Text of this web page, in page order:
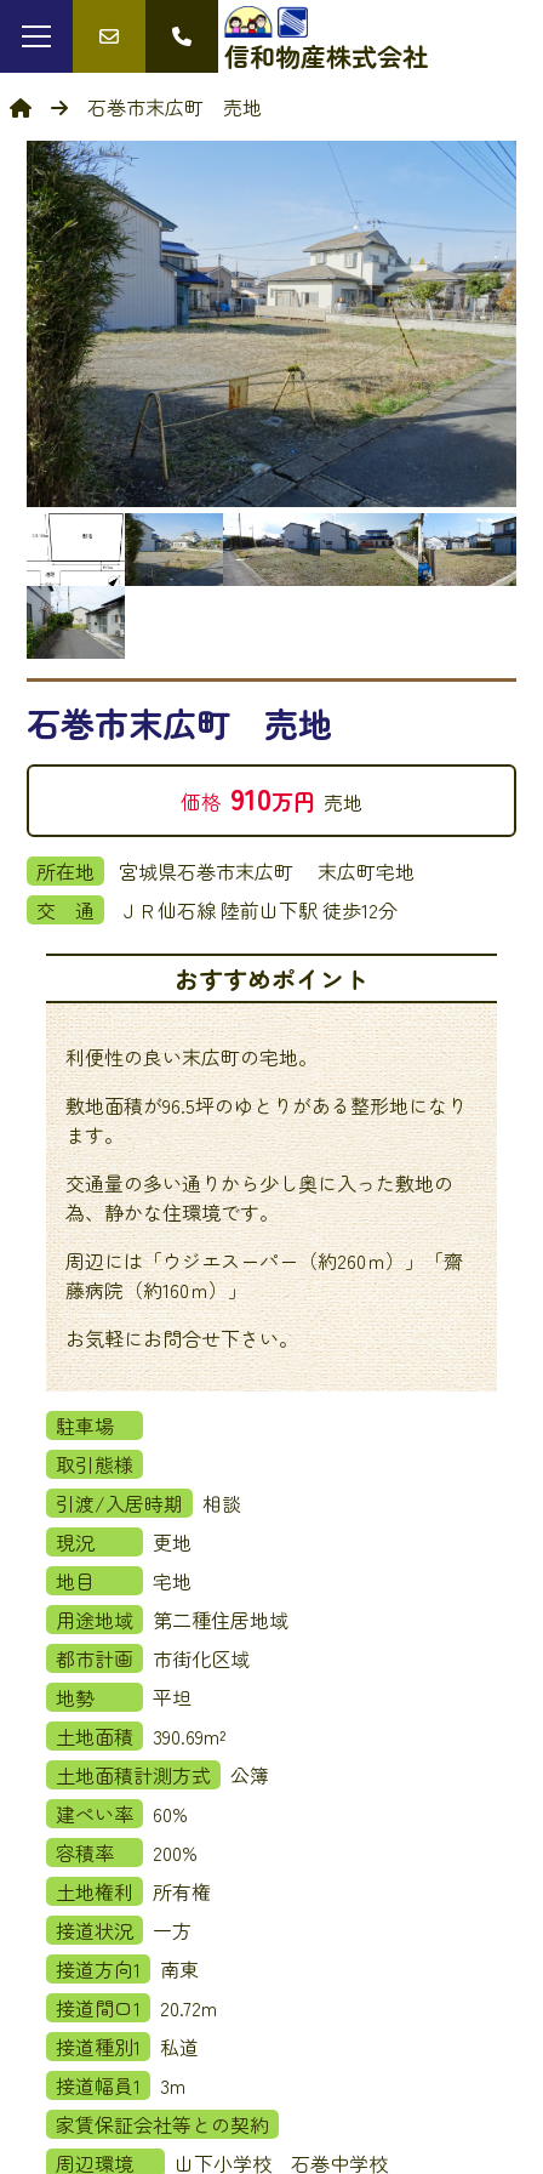
信和物産株式会社
石巻市末広町 売地
石巻市末広町 売地
価格 910万円 売地
所在地
宮城県石巻市末広町 末広町宅地
交 通
ＪＲ仙石線 陸前山下駅 徒歩12分
おすすめポイント
利便性の良い末広町の宅地。
敷地面積が96.5坪のゆとりがある整形地になり
ます。
交通量の多い通りから少し奥に入った敷地の
為、静かな住環境です。
周辺には「ウジエスーパー（約260ｍ）」「齋
藤病院（約160ｍ）」
お気軽にお問合せ下さい。
駐車場
取引態様
引渡/入居時期
相談
現況
更地
地目
宅地
用途地域
第二種住居地域
都市計画
市街化区域
地勢
平坦
土地面積
390.69m²
土地面積計測方式
公簿
建ぺい率
60%
容積率
200%
土地権利
所有権
接道状況
一方
接道方向1
南東
接道間口1
20.72m
接道種別1
私道
接道幅員1
3m
家賃保証会社等との契約
周辺環境
山下小学校 石巻中学校